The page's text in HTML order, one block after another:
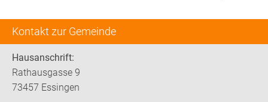
Kontakt zur Gemeinde
Hausanschrift:
Rathausgasse 9
73457 Essingen